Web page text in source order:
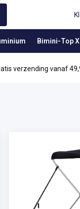
Bimini-Top
verzending vanaf